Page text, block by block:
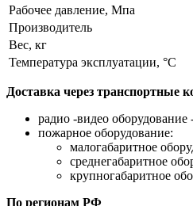
Рабочее давление, Мпа
Производитель
Вес, кг
Температура эксплуатации, °C
Доставка через транспортные
радио -видео оборудование
пожарное оборудование:
малогабаритное
среднегабаритное
крупногабаритное
По регионам РФ